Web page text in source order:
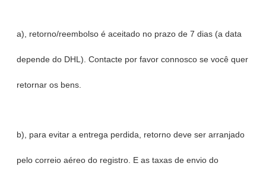
a), retorno/reembolso é aceitado no prazo de 7 dias (a data
depende do DHL). Contacte por favor connosco se você quer
retornar os bens.
b), para evitar a entrega perdida, retorno deve ser arranjado
pelo correio aéreo do registro. E as taxas de envio do